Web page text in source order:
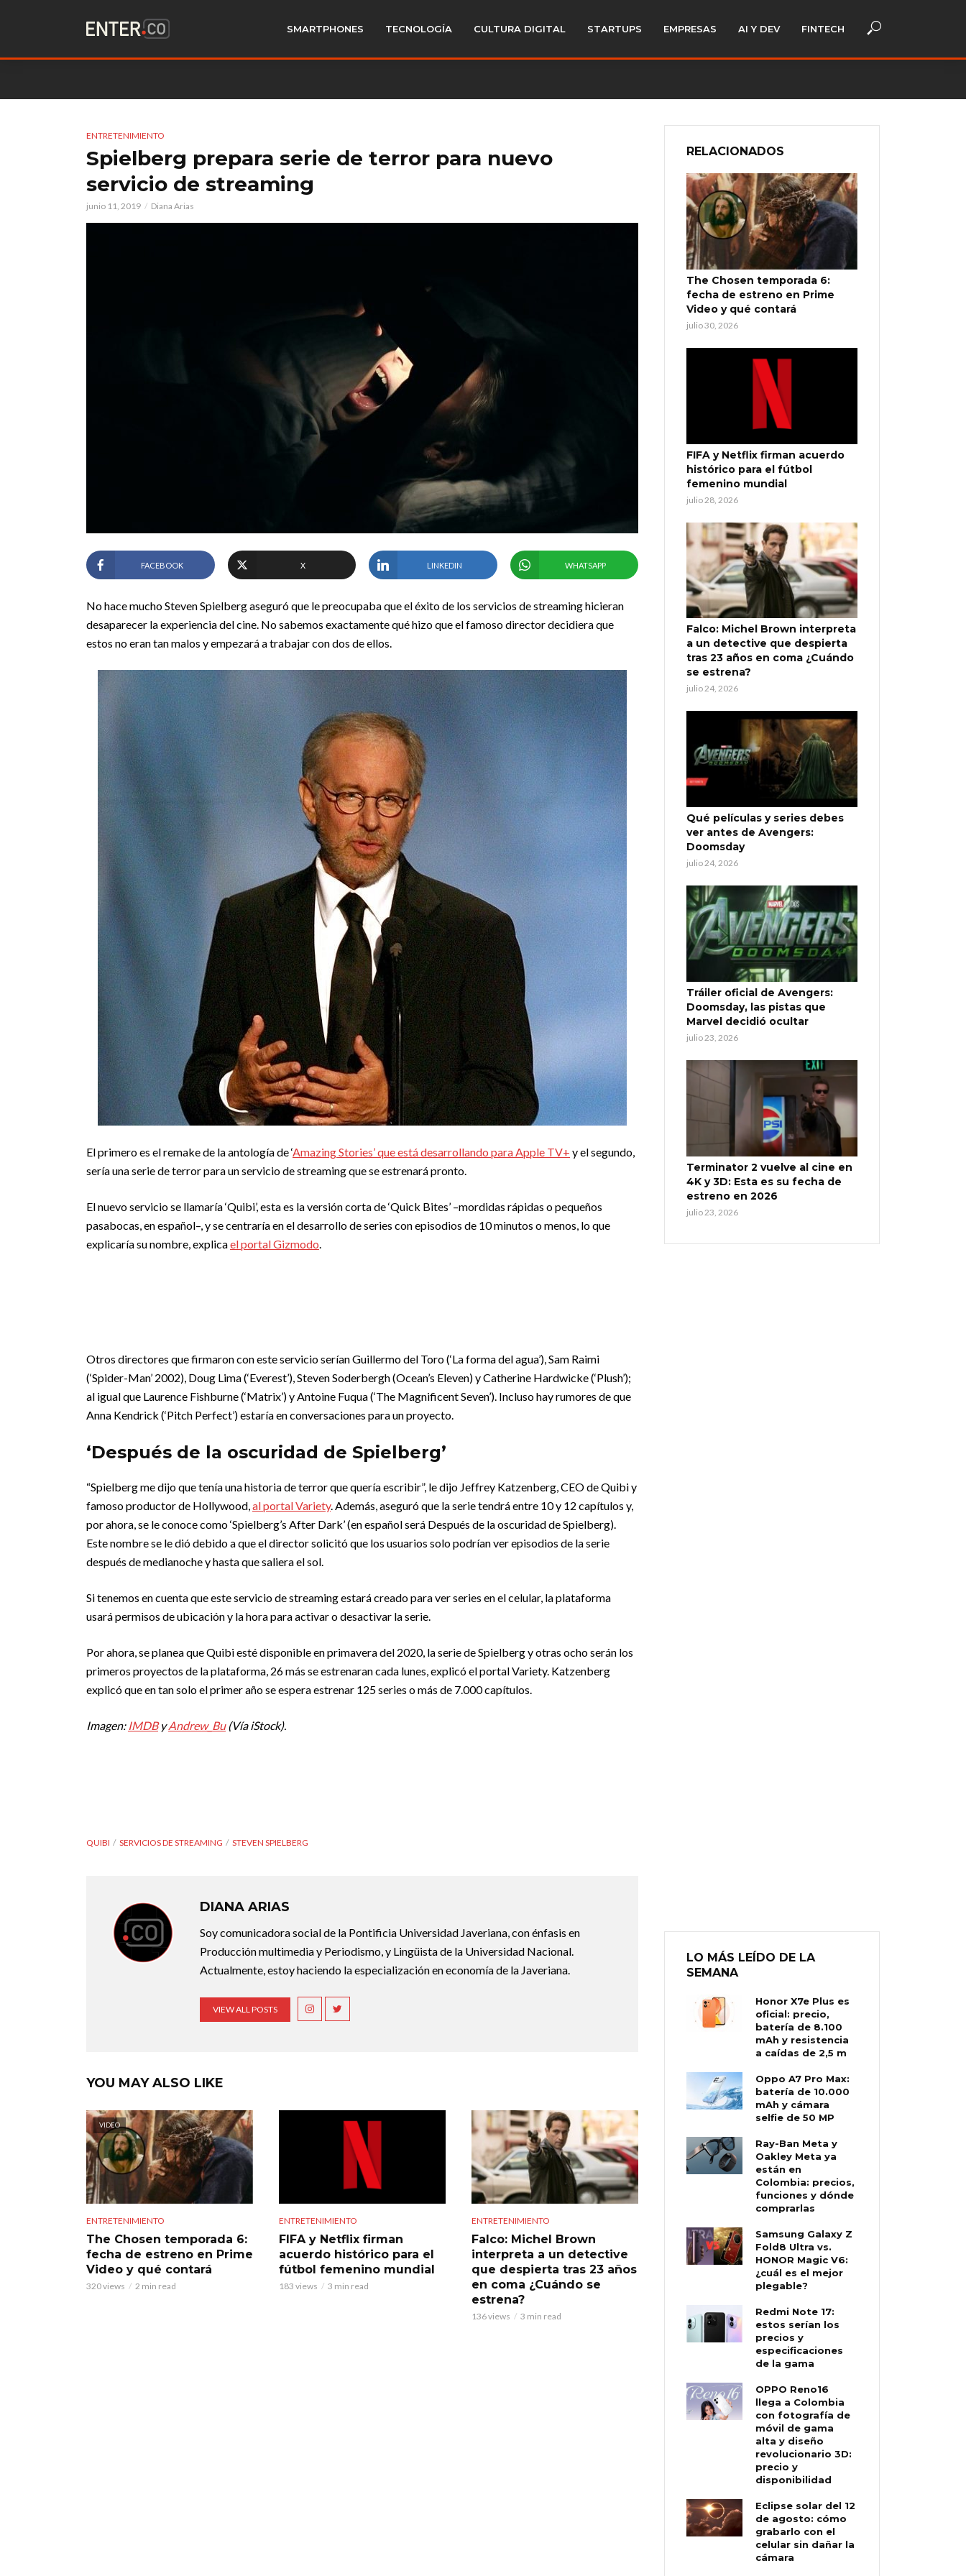
SMARTPHONES TECNOLOGÍA CULTURA DIGITAL STARTUPS EMPRESAS AI Y DEV FINTECH
ENTRETENIMIENTO
Spielberg prepara serie de terror para nuevo
servicio de streaming
junio 11, 2019 Diana Arias
FACEBOOK X LINKEDIN WHATSAPP
No hace mucho Steven Spielberg aseguró que le preocupaba que el éxito de los servicios de streaming hicieran
desaparecer la experiencia del cine. No sabemos exactamente qué hizo que el famoso director decidiera que
estos no eran tan malos y empezará a trabajar con dos de ellos.
El primero es el remake de la antología de ‘Amazing Stories’ que está desarrollando para Apple TV+ y el segundo,
sería una serie de terror para un servicio de streaming que se estrenará pronto.
El nuevo servicio se llamaría ‘Quibi’, esta es la versión corta de ‘Quick Bites’ –mordidas rápidas o pequeños
pasabocas, en español–, y se centraría en el desarrollo de series con episodios de 10 minutos o menos, lo que
explicaría su nombre, explicael portal Gizmodo.
Otros directores que firmaron con este servicio serían Guillermo del Toro (‘La forma del agua’), Sam Raimi
(‘Spider-Man’ 2002), Doug Lima (‘Everest’), Steven Soderbergh (Ocean’s Eleven) y Catherine Hardwicke (‘Plush’);
al igual que Laurence Fishburne (‘Matrix’) y Antoine Fuqua (‘The Magnificent Seven’). Incluso hay rumores de que
Anna Kendrick (‘Pitch Perfect’) estaría en conversaciones para un proyecto.
‘Después de la oscuridad de Spielberg’
“Spielberg me dijo que tenía una historia de terror que quería escribir”, le dijo Jeffrey Katzenberg, CEO de Quibi y
famoso productor de Hollywood,al portal Variety. Además, aseguró que la serie tendrá entre 10 y 12 capítulos y,
por ahora, se le conoce como ‘Spielberg’s After Dark’ (en español será Después de la oscuridad de Spielberg).
Este nombre se le dió debido a que el director solicitó que los usuarios solo podrían ver episodios de la serie
después de medianoche y hasta que saliera el sol.
Si tenemos en cuenta que este servicio de streaming estará creado para ver series en el celular, la plataforma
usará permisos de ubicación y la hora para activar o desactivar la serie.
Por ahora, se planea que Quibi esté disponible en primavera del 2020, la serie de Spielberg y otras ocho serán los
primeros proyectos de la plataforma, 26 más se estrenaran cada lunes, explicó el portal Variety. Katzenberg
explicó que en tan solo el primer año se espera estrenar 125 series o más de 7.000 capítulos.
Imagen: IMDByAndrew_Bu(Vía iStock).
QUIBI SERVICIOS DE STREAMING STEVEN SPIELBERG
DIANA ARIAS
Soy comunicadora social de la Pontificia Universidad Javeriana, con énfasis en
Producción multimedia y Periodismo, y Lingüista de la Universidad Nacional.
Actualmente, estoy haciendo la especialización en economía de la Javeriana.
VIEW ALL POSTS
YOU MAY ALSO LIKE
VIDEO
ENTRETENIMIENTO
The Chosen temporada 6:
fecha de estreno en Prime
Video y qué contará
320 views 2 min read
ENTRETENIMIENTO
FIFA y Netflix firman
acuerdo histórico para el
fútbol femenino mundial
183 views 3 min read
ENTRETENIMIENTO
Falco: Michel Brown
interpreta a un detective
que despierta tras 23 años
en coma ¿Cuándo se
estrena?
136 views 3 min read
RELACIONADOS
The Chosen temporada 6:
fecha de estreno en Prime
Video y qué contará
julio 30, 2026
FIFA y Netflix firman acuerdo
histórico para el fútbol
femenino mundial
julio 28, 2026
Falco: Michel Brown interpreta
a un detective que despierta
tras 23 años en coma ¿Cuándo
se estrena?
julio 24, 2026
Qué películas y series debes
ver antes de Avengers:
Doomsday
julio 24, 2026
Tráiler oficial de Avengers:
Doomsday, las pistas que
Marvel decidió ocultar
julio 23, 2026
Terminator 2 vuelve al cine en
4K y 3D: Esta es su fecha de
estreno en 2026
julio 23, 2026
LO MÁS LEÍDO DE LA
SEMANA
Honor X7e Plus es
oficial: precio,
batería de 8.100
mAh y resistencia
a caídas de 2,5 m
Oppo A7 Pro Max:
batería de 10.000
mAh y cámara
selfie de 50 MP
Ray-Ban Meta y
Oakley Meta ya
están en
Colombia: precios,
funciones y dónde
comprarlas
Samsung Galaxy Z
Fold8 Ultra vs.
HONOR Magic V6:
¿cuál es el mejor
plegable?
Redmi Note 17:
estos serían los
precios y
especificaciones
de la gama
OPPO Reno16
llega a Colombia
con fotografía de
móvil de gama
alta y diseño
revolucionario 3D:
precio y
disponibilidad
Eclipse solar del 12
de agosto: cómo
grabarlo con el
celular sin dañar la
cámara